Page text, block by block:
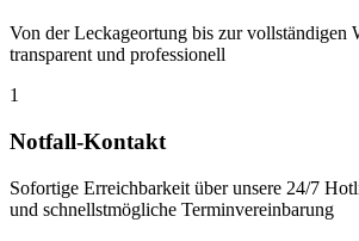
Von der Leckageortung bis zur vollständigen
transparent und professionell
1
Notfall-Kontakt
Sofortige Erreichbarkeit über unsere 24/7
und schnellstmögliche Terminvereinbarung